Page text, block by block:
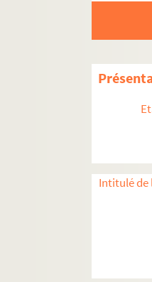
Intitulé
1933-
1960-